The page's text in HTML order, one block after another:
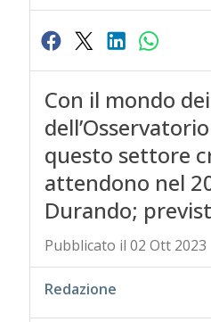
Con il mondo
questo settore
attendono nel
Durando;
Pubblicato il 02 Ott 2023
Redazione